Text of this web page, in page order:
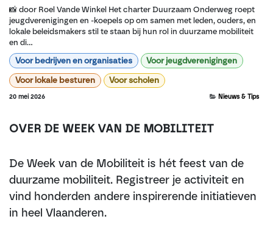
📸 door Roel Vande Winkel Het charter Duurzaam Onderweg roept
jeugdverenigingen en -koepels op om samen met leden, ouders, en
lokale beleidsmakers stil te staan bij hun rol in duurzame mobiliteit
en di...
Voor bedrijven en organisaties Voor jeugdverenigingen
Voor lokale besturen Voor scholen
20 mei 2026 Nieuws & Tips
OVER DE WEEK VAN DE MOBILITEIT
De Week van de Mobiliteit is hét feest van de
duurzame mobiliteit. Registreer je activiteit en
vind honderden andere inspirerende initiatieven
in heel Vlaanderen.